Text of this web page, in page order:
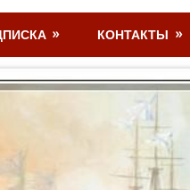
КОНТАКТЫ